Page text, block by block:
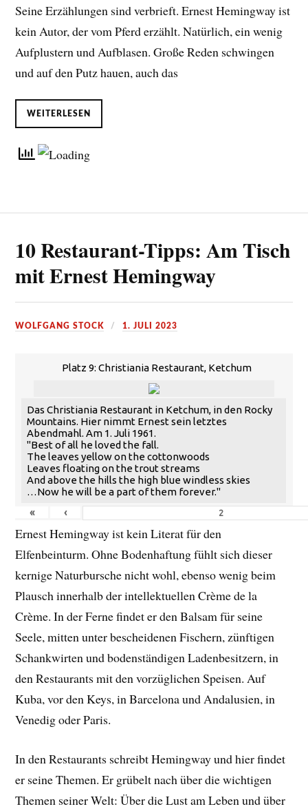
Seine Erzählungen sind verbrieft. Ernest Hemingway ist
kein Autor, der vom Pferd erzählt. Natürlich, ein wenig
Aufplustern und Aufblasen. Große Reden schwingen
und auf den Putz hauen, auch das
WEITERLESEN
10 Restaurant-Tipps: Am Tisch
mit Ernest Hemingway
WOLFGANG STOCK 1. JULI 2023
Platz 9: Christiania Restaurant, Ketchum
Das Christiania Restaurant in Ketchum, in den Rocky
Mountains. Hier nimmt Ernest sein letztes
Abendmahl. Am 1. Juli 1961.
"Best of all he loved the fall.
The leaves yellow on the cottonwoods
Leaves floating on the trout streams
And above the hills the high blue windless skies
…Now he will be a part of them forever."
«
‹
Ernest Hemingway ist kein Literat für den
Elfenbeinturm. Ohne Bodenhaftung fühlt sich dieser
kernige Naturbursche nicht wohl, ebenso wenig beim
Plausch innerhalb der intellektuellen Crème de la
Crème. In der Ferne findet er den Balsam für seine
Seele, mitten unter bescheidenen Fischern, zünftigen
Schankwirten und bodenständigen Ladenbesitzern, in
den Restaurants mit den vorzüglichen Speisen. Auf
Kuba, vor den Keys, in Barcelona und Andalusien, in
Venedig oder Paris.
In den Restaurants schreibt Hemingway und hier findet
er seine Themen. Er grübelt nach über die wichtigen
Themen seiner Welt: Über die Lust am Leben und über